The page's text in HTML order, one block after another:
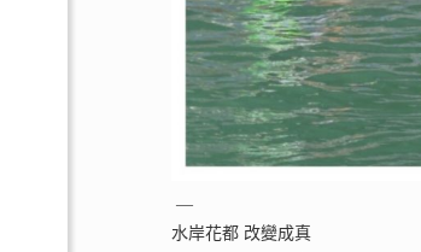
—
水岸花都 改變成真